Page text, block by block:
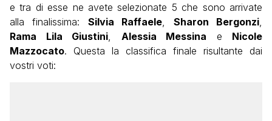
e tra di esse ne avete selezionate 5 che sono arrivate
alla finalissima: Silvia Raffaele, Sharon Bergonzi,
Rama Lila Giustini, Alessia Messina e Nicole
Mazzocato. Questa la classifica finale risultante dai
vostri voti: